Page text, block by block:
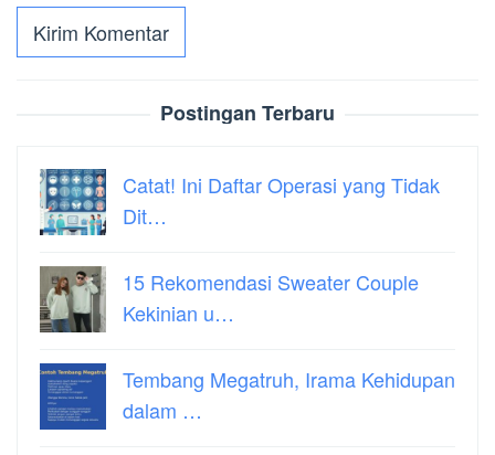
Postingan Terbaru
Catat! Ini Daftar Operasi yang Tidak
Dit…
15 Rekomendasi Sweater Couple
Kekinian u…
Tembang Megatruh, Irama Kehidupan
dalam …